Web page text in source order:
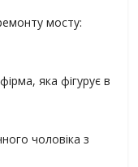
мосту:
яка фігурує в
чоловіка з